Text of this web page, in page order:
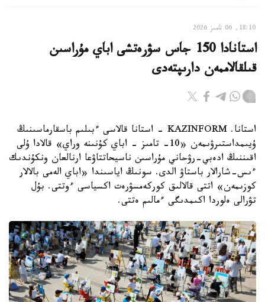
18:10, 06 تامىز 2026
استانادا 150 جاس سۋرەتشى اباي مۇراسىن
قىلقالاممەن دارىپتەدى
استانا. KAZINFORM - استانا قالاسى ءبىلىم باسقارماسىنىڭ
ۇيىمداستىرۋىمەن «10- تامىز - اباي كۇنىنە وراي» قالادا ۇلى
اقىننىڭ ادەبي-رۋحاني مۇراسىن ناسيحاتتاۋعا ارنالعان ونكۇندىك
ءىس-شارالار باستاۋ الدى. سونىڭ اياسىندا «اباي الەمى بالالار
كوزىمەن» اتتى قالالىق كوركەمسۋرەت اكسياسى ءوتتى. بۇل
تۋرالى ەلوردا اكىمدىگى ءمالىم ەتتى.